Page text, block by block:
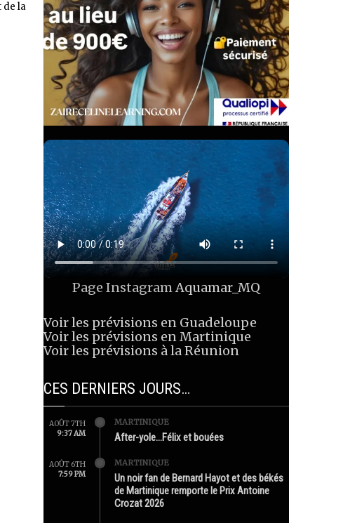
de la
Page InstagramAquamar_MQ
Voir les prévisions en Guadeloupe
Voir les prévisions en Martinique
Voir les prévisions à la Réunion
CES DERNIERS JOURS…
AOÛT 7TH
9:37 AM
MARTINIQUE
After-yole…Félix et bouées
AOÛT 6TH
7:59 PM
MARTINIQUE
Un noir fan de Bernard Hayot et des békés
de Martinique remporte le Prix Antoine
Crozat 2026